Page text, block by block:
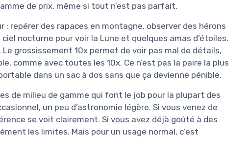
de prix, même si tout n’est pas parfait.
repérer des rapaces en montagne, observer des hérons
nocturne pour voir la Lune et quelques amas d’étoiles.
grossissement 10x permet de voir pas mal de détails,
comme avec toutes les 10x. Ce n’est pas la paire la plus
dans un sac à dos sans que ça devienne pénible.
de milieu de gamme qui font le job pour la plupart des
un peu d’astronomie légère. Si vous venez de
se voit clairement. Si vous avez déjà goûté à des
les limites. Mais pour un usage normal, c’est